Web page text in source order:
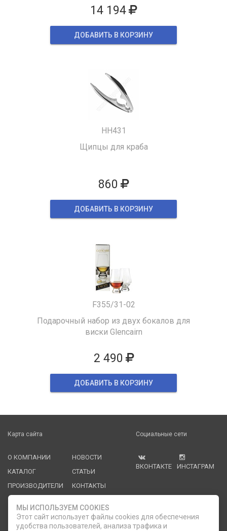
14 194
ДОБАВИТЬ В КОРЗИНУ
HH431
Щипцы для краба
860
ДОБАВИТЬ В КОРЗИНУ
F355/31-02
Подарочный набор из двух бокалов для
виски Glencairn
2 490
ДОБАВИТЬ В КОРЗИНУ
Карта сайта
О КОМПАНИИ
КАТАЛОГ
ПРОИЗВОДИТЕЛИ
УСЛУГИ
НОВОСТИ
СТАТЬИ
КОНТАКТЫ
ОПЛАТА И
ДОСТАВКА
Социальные сети
ВКОНТАКТЕ ИНСТАГРАМ
МЫ ИСПОЛЬЗУЕМ COOKIES
Этот сайт использует файлы cookies для обеспечения
удобства пользователей, анализа трафика и